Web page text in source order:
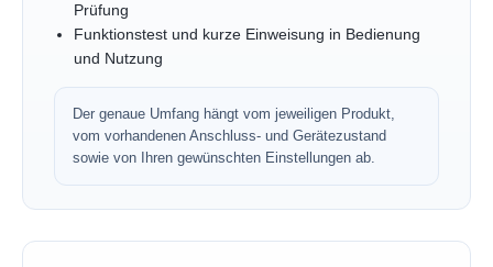
Prüfung
Funktionstest und kurze Einweisung in Bedienung
und Nutzung
Der genaue Umfang hängt vom jeweiligen Produkt,
vom vorhandenen Anschluss- und Gerätezustand
sowie von Ihren gewünschten Einstellungen ab.